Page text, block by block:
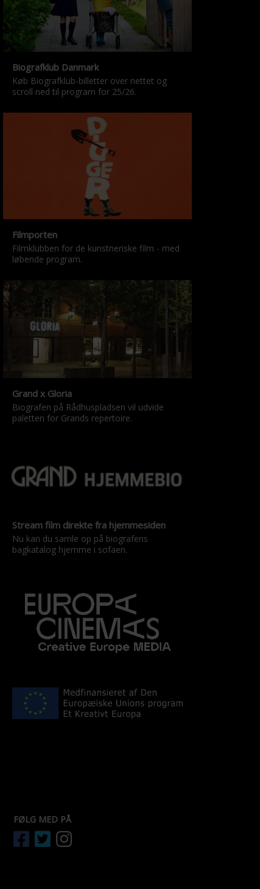
Biografklub Danmark
Køb Biografklub-billetter over nettet og
scroll ned til program for 25/26.
Filmporten
Filmklubben for de kunstneriske film - med
løbende program.
Grand x Gloria
Biografen på Rådhuspladsen vil udvide
paletten for Grands repertoire.
Stream film direkte fra hjemmesiden
Nu kan du samle op på biografens
bagkatalog hjemme i sofaen.
FØLG MED PÅ